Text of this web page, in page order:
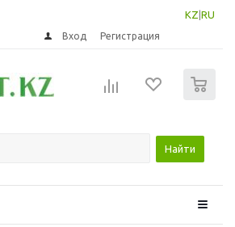
KZ RU
Вход Регистрация
Найти